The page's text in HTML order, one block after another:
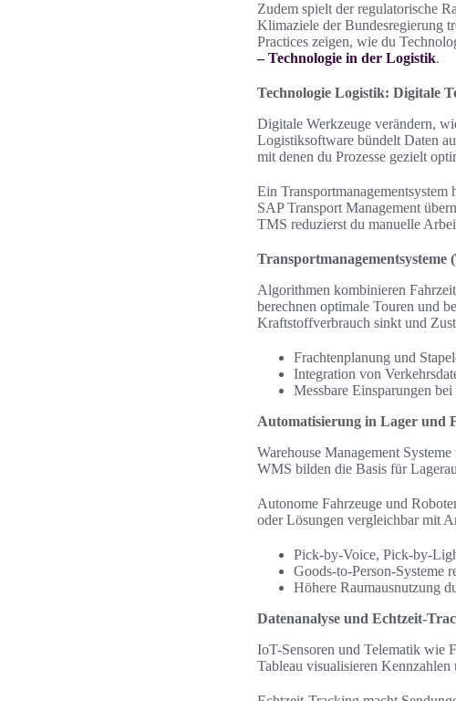
Zudem spielt der regulatorische
Klimaziele der Bundesregierung
Practices zeigen, wie du
– Technologie in der Logistik.
Technologie Logistik: Digitale
Digitale Werkzeuge verändern,
Logistiksoftware bündelt Daten
mit denen du Prozesse gezielt
Ein
SAP Transport Management
TMS reduzierst du manuelle
Algorithmen kombinieren
berechnen optimale Touren und
Kraftstoffverbrauch sinkt und
Frachtenplanung und
Integration von
Messbare Einsparungen
Automatisierung in Lager und
Warehouse Management
WMS bilden die Basis für
Autonome Fahrzeuge und
oder Lösungen vergleichbar mit
Pick-by-Voice, Pick-by-
Goods-to-Person-Systeme
Höhere Raumausnutzung
Datenanalyse und Echtzeit-
IoT-Sensoren und Telematik wie
Tableau visualisieren